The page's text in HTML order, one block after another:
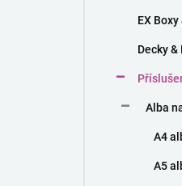
EX
Decky
Alba
A4
A5